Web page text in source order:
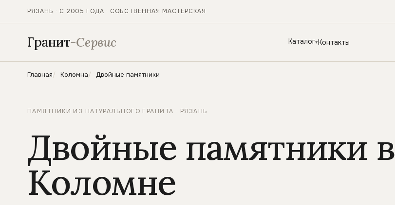
РЯЗАНЬ · С 2005 ГОДА · СОБСТВЕННАЯ МАСТЕРСКАЯ
Гранит-Сервис Каталог Контакты
Главная Коломна Двойные памятники
ПАМЯТНИКИ ИЗ НАТУРАЛЬНОГО ГРАНИТА · РЯЗАНЬ
Двойные памятники в
Коломне